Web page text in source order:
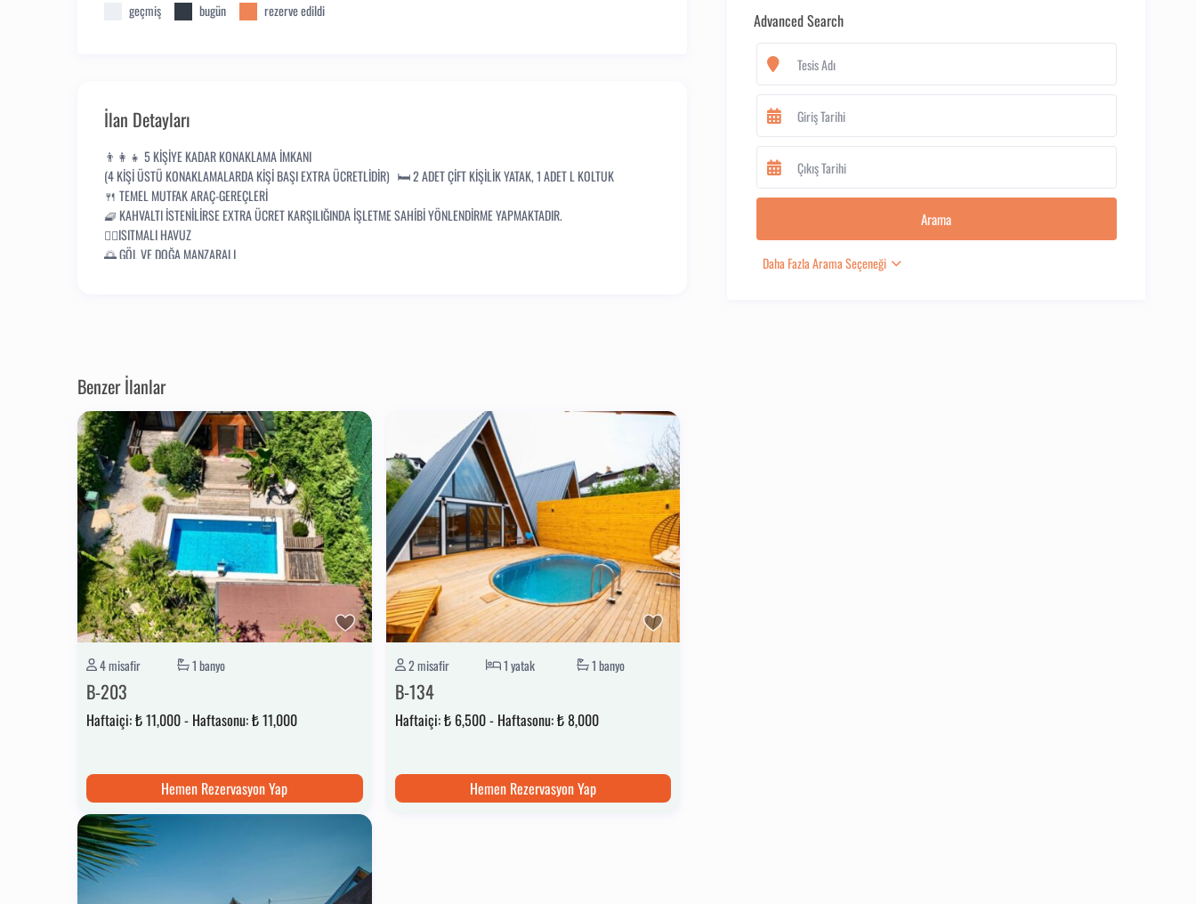
geçmiş bugün rezerve edildi
İlan Detayları
👨‍👩‍👧 5 KİŞİYE KADAR KONAKLAMA İMKANI
(4 KİŞİ ÜSTÜ KONAKLAMALARDA KİŞİ BAŞI EXTRA ÜCRETLİDİR) 🛏️ 2 ADET ÇİFT KİŞİLİK YATAK, 1 ADET L KOLTUK
🍴 TEMEL MUTFAK ARAÇ-GEREÇLERİ
🧇 KAHVALTI İSTENİLİRSE EXTRA ÜCRET KARŞILIĞINDA İŞLETME SAHİBİ YÖNLENDİRME YAPMAKTADIR.
🏊‍♂️ISITMALI HAVUZ
🌅 GÖL VE DOĞA MANZARALI
🍔🥤 PAKET SERVİSİ SEÇENEĞİ KULLANILABİLİR.
📍 ŞEHİR MERKEZİNE YAKLAŞIK 3,5 KM, SAPANCA GÖL KENARINA 1 KM
🕤 GİRİŞ SAATLERİMİZ: 14:00
🕤 ÇIKIŞ SAATLERİMİZ: 11:30
✨ SICAK HAVUZLARIMIZ KIŞIN AKTİF OLMAKTADIR.
Benzer İlanlar
4 misafir 1 banyo
B-203
Haftaiçi:₺ 11,000- Haftasonu:₺ 11,000
Hemen Rezervasyon Yap
2 misafir 1 yatak 1 banyo
B-134
Haftaiçi:₺ 6,500- Haftasonu:₺ 8,000
Hemen Rezervasyon Yap
Advanced Search
Daha Fazla Arama Seçeneği